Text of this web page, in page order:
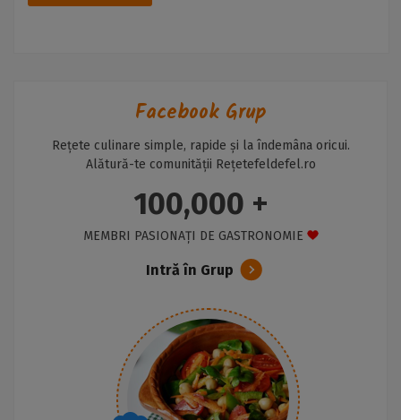
Facebook Grup
Rețete culinare simple, rapide și la îndemâna oricui.
Alătură-te comunității Rețetefeldefel.ro
100,000 +
MEMBRI PASIONAȚI DE GASTRONOMIE
Intră în Grup